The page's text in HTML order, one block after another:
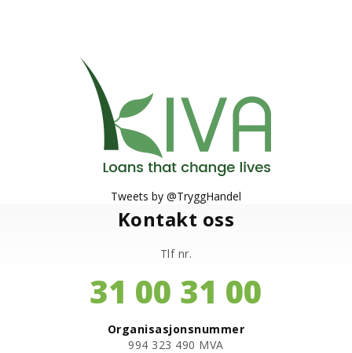
Tweets by @TryggHandel
Kontakt oss
Tlf nr.
31 00 31 00
Organisasjonsnummer
​994 323 490 MVA